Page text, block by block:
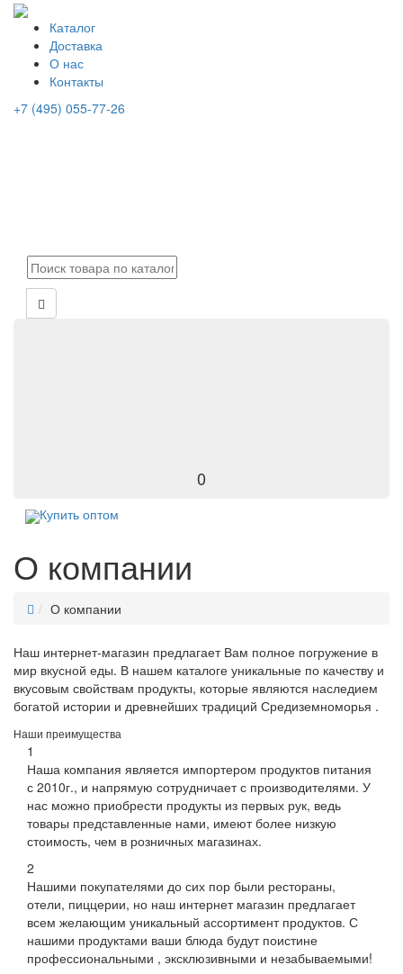
Каталог
Доставка
О нас
Контакты
+7 (495) 055-77-26
0
Купить оптом
О компании
О компании
Наш интернет-магазин предлагает Вам полное погружение в
мир вкусной еды. В нашем каталоге уникальные по качеству и
вкусовым свойствам продукты, которые являются наследием
богатой истории и древнейших традиций Средиземноморья .
Наши преимущества
1
Наша компания является импортером продуктов питания
с 2010г., и напрямую сотрудничает с производителями. У
нас можно приобрести продукты из первых рук, ведь
товары представленные нами, имеют более низкую
стоимость, чем в розничных магазинах.
2
Нашими покупателями до сих пор были рестораны,
отели, пиццерии, но наш интернет магазин предлагает
всем желающим уникальный ассортимент продуктов. С
нашими продуктами ваши блюда будут поистине
профессиональными , эксклюзивными и незабываемыми!